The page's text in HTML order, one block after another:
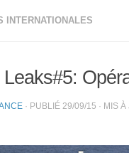
INTERNATIONALES
Leaks#5:
· PUBLIÉ 29/09/15 · MIS